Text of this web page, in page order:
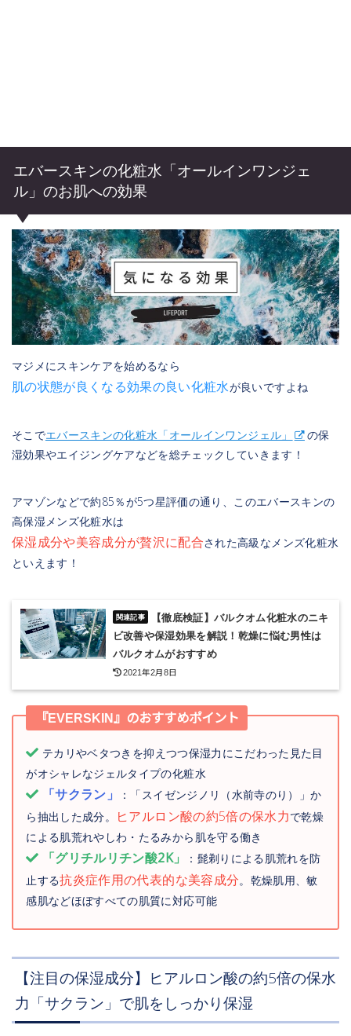
エバースキンの化粧水「オールインワンジェ
ル」のお肌への効果
マジメにスキンケアを始めるなら
肌の状態が良くなる効果の良い化粧水が良いですよね
そこでエバースキンの化粧水「オールインワンジェル」
の保
湿効果やエイジングケアなどを総チェックしていきます！
アマゾンなどで約85％が5つ星評価の通り、このエバースキンの
高保湿メンズ化粧水は
保湿成分や美容成分が贅沢に配合された高級なメンズ化粧水
といえます！
【徹底検証】バルクオム化粧水のニキ
ビ改善や保湿効果を解説！乾燥に悩む男性は
バルクオムがおすすめ
2021年2月8日
『EVERSKIN』のおすすめポイント
テカリやベタつきを抑えつつ保湿力にこだわった見た目
がオシャレなジェルタイプの化粧水
「サクラン」
：「スイゼンジノリ（水前寺のり）」か
ら抽出した成分。
ヒアルロン酸の約5倍の保水力で乾燥
による肌荒れやしわ・たるみから肌を守る働き
「グリチルリチン酸2K」
：髭剃りによる肌荒れを防
止する抗炎症作用の代表的な美容成分。乾燥肌用、敏
感肌などほぼすべての肌質に対応可能
【注目の保湿成分】ヒアルロン酸の約5倍の保水
力「サクラン」で肌をしっかり保湿